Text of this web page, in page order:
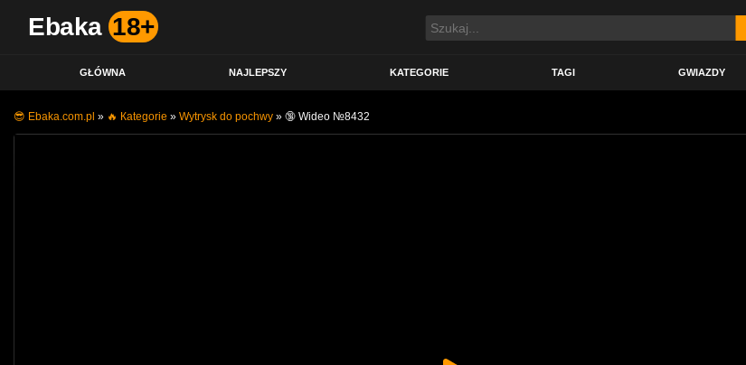
Ebaka 18+
GŁÓWNA NAJLEPSZY KATEGORIE TAGI GWIAZDY
😎 Ebaka.com.pl » 🔥 Кategorie » Wytrysk do pochwy » 🔞 Wideo №8432